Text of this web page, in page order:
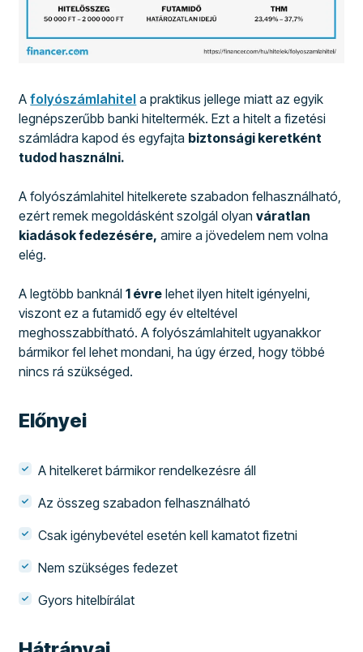
Afolyószámlahitel a praktikus jellege miatt az egyik
legnépszerűbb banki hiteltermék. Ezt a hitelt a fizetési
számládra kapod és egyfajta biztonsági keretként
tudod használni.
A folyószámlahitel hitelkerete szabadon felhasználható,
ezért remek megoldásként szolgál olyanváratlan
kiadások fedezésére, amire a jövedelem nem volna
elég.
A legtöbb banknál1 évre lehet ilyen hitelt igényelni,
viszont ez a futamidő egy év elteltével
meghosszabbítható. A folyószámlahitelt ugyanakkor
bármikor fel lehet mondani, ha úgy érzed, hogy többé
nincs rá szükséged.
Előnyei
A hitelkeret bármikor rendelkezésre áll
Az összeg szabadon felhasználható
Csak igénybevétel esetén kell kamatot fizetni
Nem szükséges fedezet
Gyors hitelbírálat